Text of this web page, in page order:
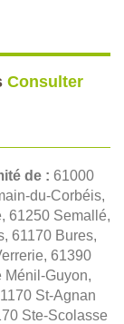
Consulter
de : 61000
du-Corbéis,
61250 Semallé,
61170 Bures,
61390
Ménil-Guyon,
St-Agnan
Ste-Scolasse